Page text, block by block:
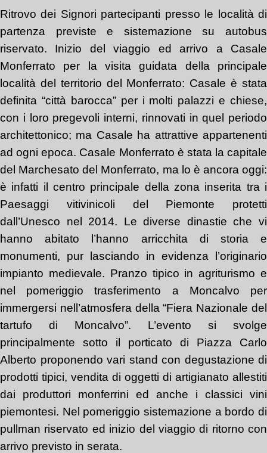
Ritrovo dei Signori partecipanti presso le località di
partenza previste e sistemazione su autobus
riservato. Inizio del viaggio ed arrivo a Casale
Monferrato per la visita guidata della principale
località del territorio del Monferrato: Casale è stata
definita “città barocca” per i molti palazzi e chiese,
con i loro pregevoli interni, rinnovati in quel periodo
architettonico; ma Casale ha attrattive appartenenti
ad ogni epoca. Casale Monferrato è stata la capitale
del Marchesato del Monferrato, ma lo è ancora oggi:
è infatti il centro principale della zona inserita tra i
Paesaggi vitivinicoli del Piemonte protetti
dall’Unesco nel 2014. Le diverse dinastie che vi
hanno abitato l’hanno arricchita di storia e
monumenti, pur lasciando in evidenza l’originario
impianto medievale. Pranzo tipico in agriturismo e
nel pomeriggio trasferimento a Moncalvo per
immergersi nell’atmosfera della “Fiera Nazionale del
tartufo di Moncalvo”. L’evento si svolge
principalmente sotto il porticato di Piazza Carlo
Alberto proponendo vari stand con degustazione di
prodotti tipici, vendita di oggetti di artigianato allestiti
dai produttori monferrini ed anche i classici vini
piemontesi. Nel pomeriggio sistemazione a bordo di
pullman riservato ed inizio del viaggio di ritorno con
arrivo previsto in serata.